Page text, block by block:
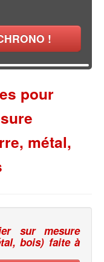
!
pour
métal,
sur mesure
bois) faite à